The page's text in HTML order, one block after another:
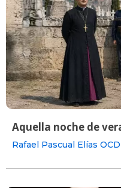
Aquella noche de
Rafael Pascual Elías OCD